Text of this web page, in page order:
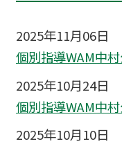
2025年11月06日
個別指導WAM中
2025年10月24日
個別指導WAM中
2025年10月10日